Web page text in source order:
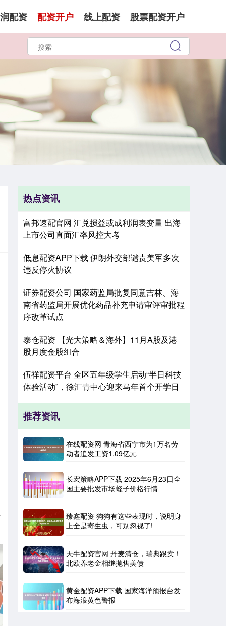
配资 配资开户 线上配资 股票配资开户
热点资讯
富邦速配官网 汇兑损益或成利润表变量 出海
上市公司直面汇率风控大考
低息配资APP下载 伊朗外交部谴责美军多次
违反停火协议
证券配资公司 国家药监局批复同意吉林、海
南省药监局开展优化药品补充申请审评审批程
序改革试点
泰仓配资 【光大策略＆海外】11月A股及港
股月度金股组合
伍祥配资平台 全区五年级学生启动“半日科技
体验活动”，徐汇青中心迎来马年首个开学日
推荐资讯
在线配资网 青海省西宁市为1万名劳
动者追发工资1.09亿元
长宏策略APP下载 2025年6月23日全
国主要批发市场蛏子价格行情
臻鑫配资 狗狗有这些表现时，说明身
上全是寄生虫，可别忽视了!
天牛配资官网 丹麦清仓，瑞典跟卖！
北欧养老金相继抛售美债
黄金配资APP下载 国家海洋预报台发
布海浪黄色警报